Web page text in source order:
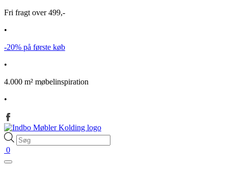
Fri fragt over 499,-
•
-20% på første køb
•
4.000 m² møbelinspiration
•
Products
search
0